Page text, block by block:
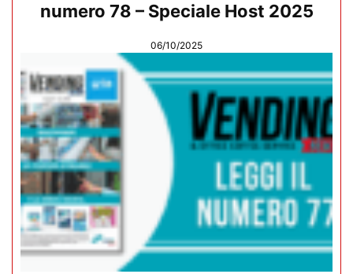
numero 78 – Speciale Host 2025
06/10/2025